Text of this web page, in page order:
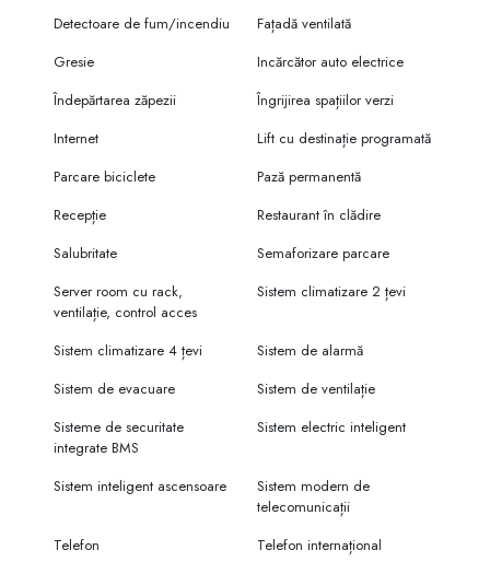
Detectoare de fum/incendiu
Fațadă ventilată
Gresie
Incărcător auto electrice
Îndepărtarea zăpezii
Îngrijirea spațiilor verzi
Internet
Lift cu destinație programată
Parcare biciclete
Pază permanentă
Recepție
Restaurant în clădire
Salubritate
Semaforizare parcare
Server room cu rack,
ventilație, control acces
Sistem climatizare 2 țevi
Sistem climatizare 4 țevi
Sistem de alarmă
Sistem de evacuare
Sistem de ventilație
Sisteme de securitate
integrate BMS
Sistem electric inteligent
Sistem inteligent ascensoare
Sistem modern de
telecomunicații
Telefon
Telefon internațional